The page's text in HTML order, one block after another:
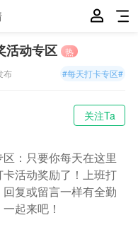
活动专区
热
#每天打卡专区#
布
关注Ta
：只要你每天在这里
活动奖励了！上班打
复或留言一样有全勤
起来吧！